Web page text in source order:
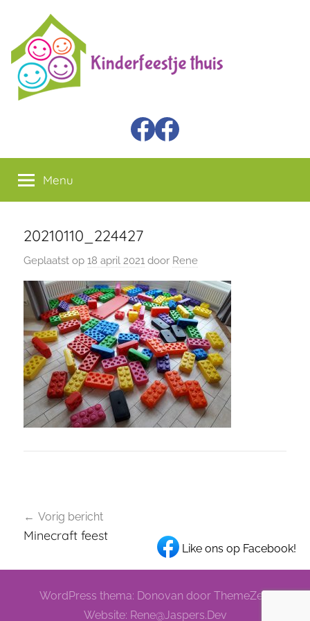
de
inhoud
Kinder
Feestje
Thuis
Themafeest
kisten
FacebookVerzendboxen
Menu
20210110_224427
Geplaatst op 18 april 2021 door Rene
navigatie
Vorig bericht
Minecraft feest
Like ons op Facebook!
WordPress thema: Donovan door ThemeZee.